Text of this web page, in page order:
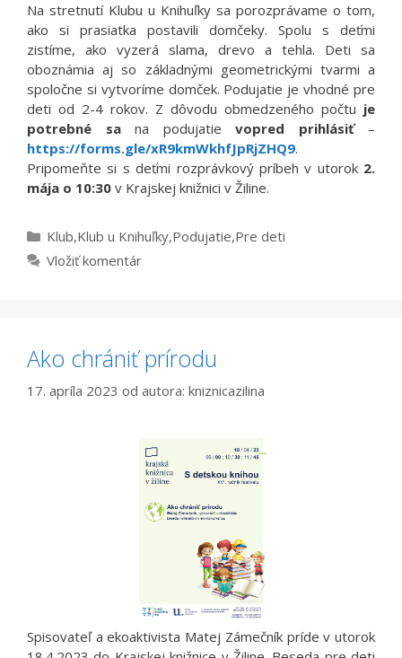
Na stretnutí Klubu u Knihuľky sa porozprávame o tom,
ako si prasiatka postavili domčeky. Spolu s deťmi
zistíme, ako vyzerá slama, drevo a tehla. Deti sa
oboznámia aj so základnými geometrickými tvarmi a
spoločne si vytvoríme domček. Podujatie je vhodné pre
deti od 2-4 rokov. Z dôvodu obmedzeného počtu je
potrebné sana podujatie vopred prihlásiť–
https://forms.gle/xR9kmWkhfJpRjZHQ9.
Pripomeňte si s deťmi rozprávkový príbeh v utorok 2.
mája o 10:30 v Krajskej knižnici v Žiline.
Kategórie
Klub,Klub u Knihuľky,Podujatie,Pre deti
Vložiť komentár
Ako chrániť prírodu
17. apríla 2023 od autora: kniznicazilina
Spisovateľ a ekoaktivista Matej Zámečník príde v utorok